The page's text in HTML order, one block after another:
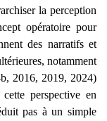
la perception
opératoire pour
des narratifs et
notamment
2016, 2019, 2024)
perspective en
pas à un simple